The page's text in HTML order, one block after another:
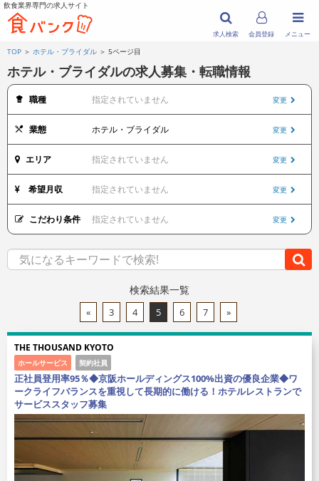
飲食業界専門の求人サイト
メニュー
求人検索 会員登録
TOP ＞ ホテル・ブライダル ＞ 5ページ目
ホテル・ブライダルの求人募集・転職情報
職種 指定されていません 変更
業態 ホテル・ブライダル 変更
エリア 指定されていません 変更
希望月収 指定されていません 変更
こだわり条件 指定されていません 変更
検索結果一覧
« 3 4 5 6 7 »
THE THOUSAND KYOTO
ホールサービス 契約社員
正社員登用率95％◆京阪ホールディングス100%出資の優良企業◆ワ
ークライフバランスを重視して長期的に働ける！ホテルレストランで
サービススタッフ募集